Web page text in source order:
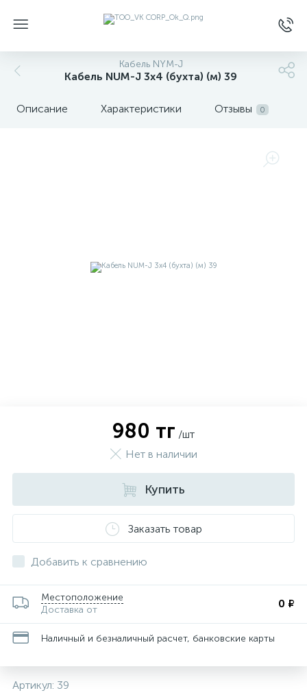
Кабель NYM-J
Кабель NUM-J 3х4 (бухта) (м) 39
Описание Характеристики Отзывы 0
980 тг /шт
Нет в наличии
Купить
Заказать товар
Добавить к сравнению
Местоположение
Доставка от
0 ₽
Наличный и безналичный расчет, банковские карты
Артикул: 39